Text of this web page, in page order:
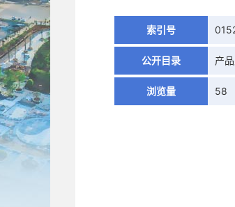
索引号
公开目录 产
浏览量 58